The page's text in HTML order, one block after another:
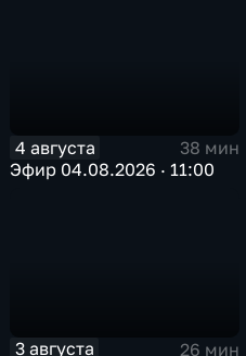
4 августа
38 мин
Эфир 04.08.2026 · 11:00
3 августа 26 мин